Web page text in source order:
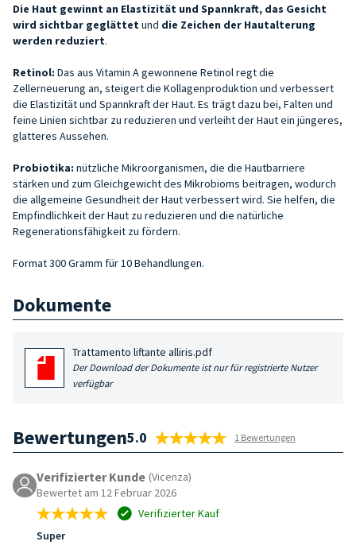
Die Haut gewinnt an Elastizität und Spannkraft, das Gesicht
wird sichtbar geglättet und die Zeichen der Hautalterung
werden reduziert.
Retinol: Das aus Vitamin A gewonnene Retinol regt die
Zellerneuerung an, steigert die Kollagenproduktion und verbessert
die Elastizität und Spannkraft der Haut. Es trägt dazu bei, Falten und
feine Linien sichtbar zu reduzieren und verleiht der Haut ein jüngeres,
glatteres Aussehen.
Probiotika: nützliche Mikroorganismen, die die Hautbarriere
stärken und zum Gleichgewicht des Mikrobioms beitragen, wodurch
die allgemeine Gesundheit der Haut verbessert wird. Sie helfen, die
Empfindlichkeit der Haut zu reduzieren und die natürliche
Regenerationsfähigkeit zu fördern.
Format 300 Gramm für 10 Behandlungen.
Dokumente
Trattamento liftante alliris.pdf
Der Download der Dokumente ist nur für registrierte Nutzer
verfügbar
Bewertungen5.0 1 Bewertungen
Verifizierter Kunde (Vicenza)
Bewertet am 12 Februar 2026
Verifizierter Kauf
Super